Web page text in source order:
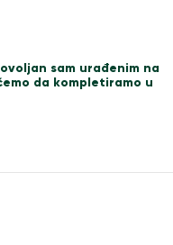
sam urađenim na
da kompletiramo u